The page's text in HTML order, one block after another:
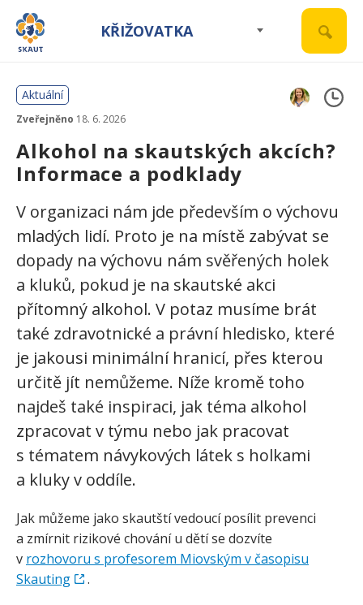
KŘIŽOVATKA
Aktuální
Zveřejněno 18. 6. 2026
Alkohol na skautských akcích?
Informace a podklady
V organizaci nám jde především o výchovu
mladých lidí. Proto je na místě zabývat se
dopady na výchovu nám svěřených holek
a kluků, pokud je na skautské akci
přítomný alkohol. V potaz musíme brát
také zdravotnické a právní hledisko, které
je jakousi minimální hranicí, přes kterou
určitě jít nemůžeme. Níže kromě toho
najdeš také inspiraci, jak téma alkohol
zpracovat v týmu nebo jak pracovat
s tématem návykových látek s holkami
a kluky v oddíle.
Jak můžeme jako skautští vedoucí posílit prevenci
a zmírnit rizikové chování u dětí se dozvíte
v rozhovoru s profesorem Miovským v časopisu
Skauting
.